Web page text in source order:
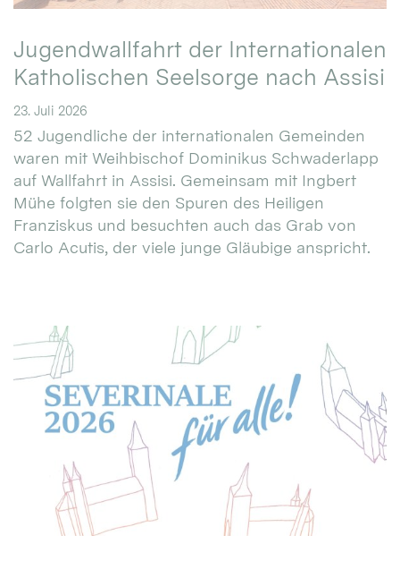
Jugendwallfahrt der Internationalen
Katholischen Seelsorge nach Assisi
23. Juli 2026
52 Jugendliche der internationalen Gemeinden
waren mit Weihbischof Dominikus Schwaderlapp
auf Wallfahrt in Assisi. Gemeinsam mit Ingbert
Mühe folgten sie den Spuren des Heiligen
Franziskus und besuchten auch das Grab von
Carlo Acutis, der viele junge Gläubige anspricht.